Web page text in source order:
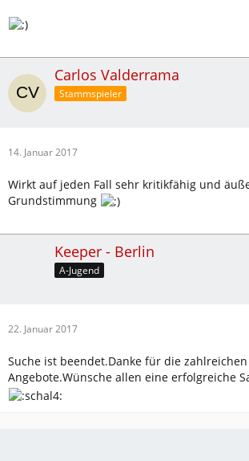
Carlos Valderrama
Stammspieler
14. Januar 2017
Wirkt auf jeden Fall sehr kritikfähig und
Grundstimmung
Keeper - Berlin
A-Jugend
22. Januar 2017
Suche ist beendet.Danke für die zahlreichen
Angebote.Wünsche allen eine erfolgreiche